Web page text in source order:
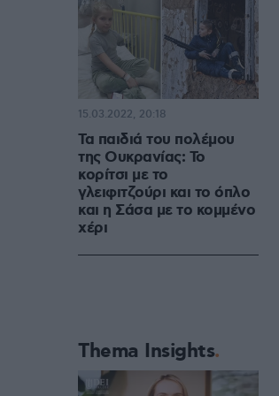
Τα παιδιά του πολέμου
της Ουκρανίας: Το
κορίτσι με το
γλειφιτζούρι και το όπλο
και η Σάσα με το κομμένο
χέρι
15.03.2022, 20:18
Thema Insights